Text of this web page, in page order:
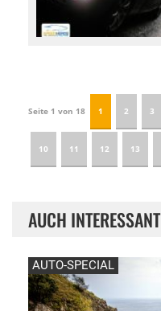
Seite 1 von 18 1 2 3
10 11 12 13
AUCH INTERESSANT
AUTO-SPECIAL